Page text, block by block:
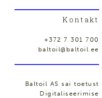
Kontakt
+372 7 301 700
baltoil@baltoil.ee
Baltoil AS sai toetust
Digitaliseerimise